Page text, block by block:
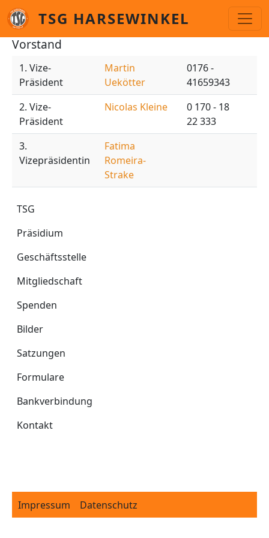
Direkt zum Inhalt
TSG HARSEWINKEL
TSG
TSG
Präsidium
Geschäftsstelle
Mitgliedschaft
Spenden
Bilder
Satzungen
Formulare
Bankverbindung
Kontakt
Vorstand
1. Vize-
Präsident
Martin
Uekötter
0176 -
41659343
2. Vize-
Präsident
Nicolas Kleine
0 170 - 18
22 333
3.
Vizepräsidentin
Fatima
Romeira-
Strake
Footer
Impressum Datenschutz